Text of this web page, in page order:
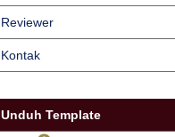
Reviewer
Kontak
Unduh Template